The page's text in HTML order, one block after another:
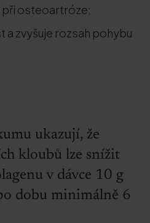
při osteoartróze;
zvyšuje rozsah pohybu
ukazují, že
kloubů lze snížit
v dávce 10 g
dobu minimálně 6